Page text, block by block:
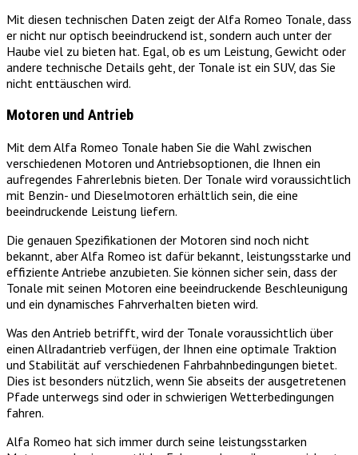
Mit diesen technischen Daten zeigt der Alfa Romeo Tonale, dass
er nicht nur optisch beeindruckend ist, sondern auch unter der
Haube viel zu bieten hat. Egal, ob es um Leistung, Gewicht oder
andere technische Details geht, der Tonale ist ein SUV, das Sie
nicht enttäuschen wird.
Motoren und Antrieb
Mit dem Alfa Romeo Tonale haben Sie die Wahl zwischen
verschiedenen Motoren und Antriebsoptionen, die Ihnen ein
aufregendes Fahrerlebnis bieten. Der Tonale wird voraussichtlich
mit Benzin- und Dieselmotoren erhältlich sein, die eine
beeindruckende Leistung liefern.
Die genauen Spezifikationen der Motoren sind noch nicht
bekannt, aber Alfa Romeo ist dafür bekannt, leistungsstarke und
effiziente Antriebe anzubieten. Sie können sicher sein, dass der
Tonale mit seinen Motoren eine beeindruckende Beschleunigung
und ein dynamisches Fahrverhalten bieten wird.
Was den Antrieb betrifft, wird der Tonale voraussichtlich über
einen Allradantrieb verfügen, der Ihnen eine optimale Traktion
und Stabilität auf verschiedenen Fahrbahnbedingungen bietet.
Dies ist besonders nützlich, wenn Sie abseits der ausgetretenen
Pfade unterwegs sind oder in schwierigen Wetterbedingungen
fahren.
Alfa Romeo hat sich immer durch seine leistungsstarken